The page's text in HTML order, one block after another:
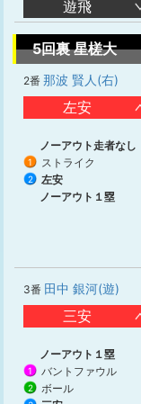
遊飛
5回裏 星槎大
2番 那波 賢人(右)
左安
ノーアウト走者なし
1 ストライク
2
左安
ノーアウト１塁
3番 田中 銀河(遊)
三安
ノーアウト１塁
1 バントファウル
2 ボール